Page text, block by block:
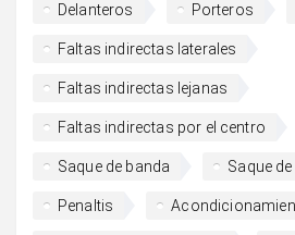
Delanteros Porteros
Faltas indirectas laterales
Faltas indirectas lejanas
Faltas indirectas por el centro
Saque de banda Saque
Penaltis